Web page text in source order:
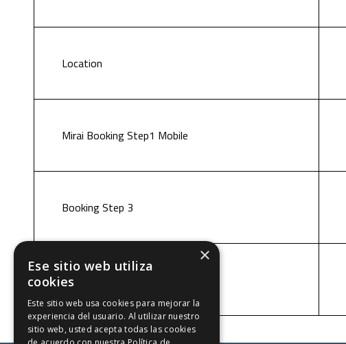
Location
Mirai Booking Step1 Mobile
Booking Step 3
Cookies policy
×
Ese sitio web utiliza
cookies
Este sitio web usa cookies para mejorar la
experiencia del usuario. Al utilizar nuestro
sitio web, usted acepta todas las cookies